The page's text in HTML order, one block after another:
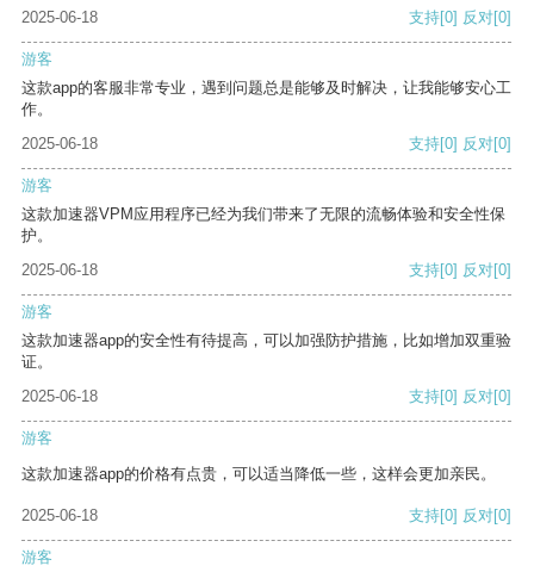
2025-06-18
支持[0] 反对[0]
游客
这款app的客服非常专业，遇到问题总是能够及时解决，让我能够安心工
作。
2025-06-18
支持[0] 反对[0]
游客
这款加速器VPM应用程序已经为我们带来了无限的流畅体验和安全性保
护。
2025-06-18
支持[0] 反对[0]
游客
这款加速器app的安全性有待提高，可以加强防护措施，比如增加双重验
证。
2025-06-18
支持[0] 反对[0]
游客
这款加速器app的价格有点贵，可以适当降低一些，这样会更加亲民。
2025-06-18 支持[0] 反对[0]
游客